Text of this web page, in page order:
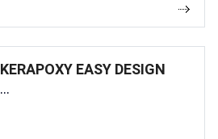
KERAPOXY EASY DESIGN
...